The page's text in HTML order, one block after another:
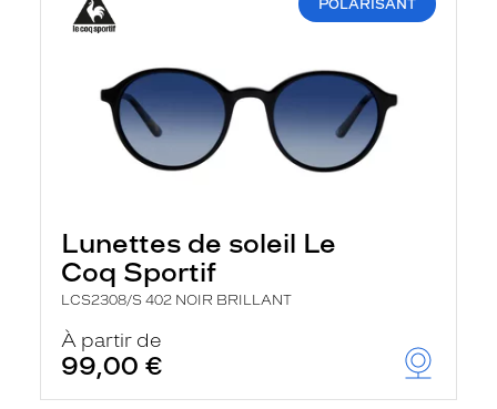
POLARISANT
Lunettes de soleil Le
Coq Sportif
LCS2308/S 402 NOIR BRILLANT
À partir de
99,00 €